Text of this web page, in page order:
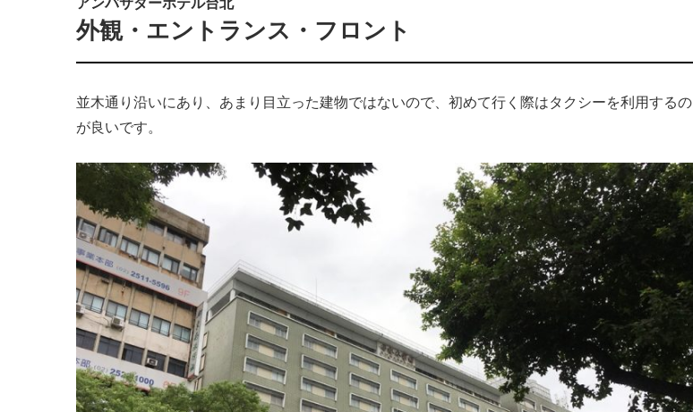
外観・エントランス・フロント
並木通り沿いにあり、あまり目立った建物ではないので、初めて行く際はタクシーを利用するの
が良いです。